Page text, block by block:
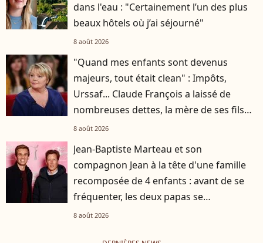
dans l'eau : "Certainement l’un des plus
beaux hôtels où j’ai séjourné"
8 août 2026
"Quand mes enfants sont devenus
majeurs, tout était clean" : Impôts,
Urssaf... Claude François a laissé de
nombreuses dettes, la mère de ses fils
s'est occupée de tout
8 août 2026
Jean-Baptiste Marteau et son
compagnon Jean à la tête d'une famille
recomposée de 4 enfants : avant de se
fréquenter, les deux papas se
connaissaient depuis des années
8 août 2026